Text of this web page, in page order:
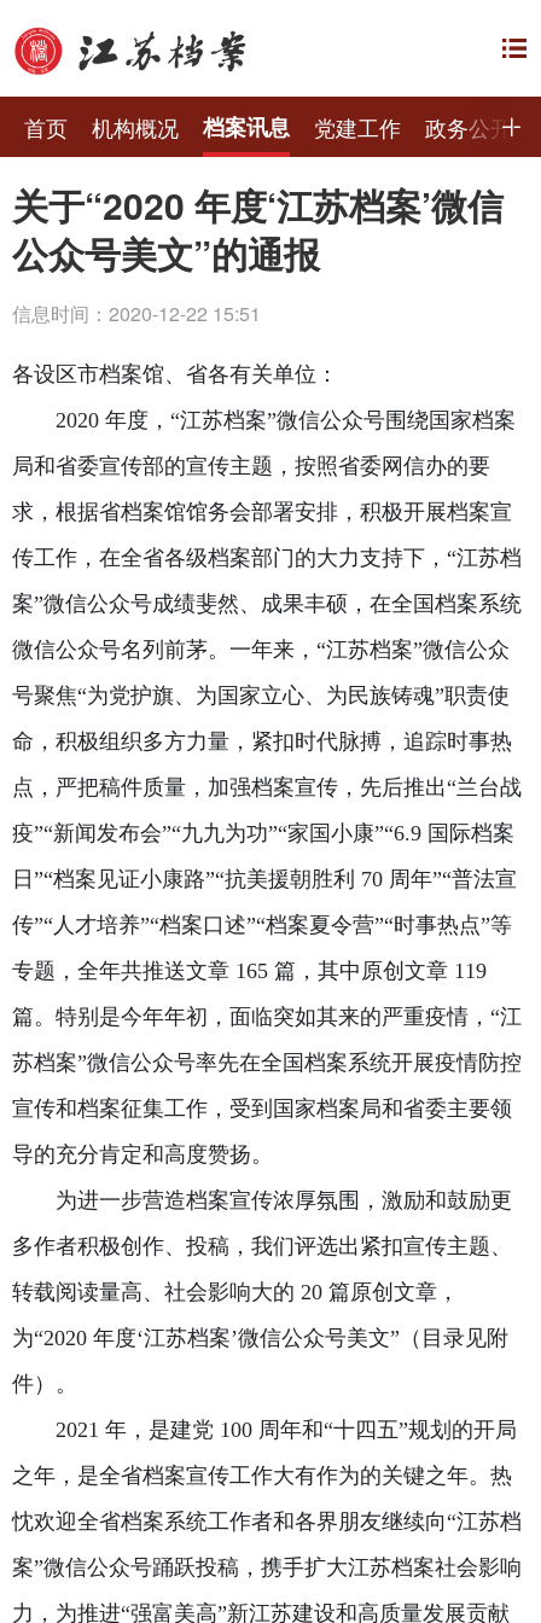
首页 机构概况 档案讯息 党建工作 政务公开
关于“2020 年度‘江苏档案’微信
公众号美文”的通报
信息时间：2020-12-22 15:51
各设区市档案馆、省各有关单位：
2020 年度，“江苏档案”微信公众号围绕国家档案
局和省委宣传部的宣传主题，按照省委网信办的要
求，根据省档案馆馆务会部署安排，积极开展档案宣
传工作，在全省各级档案部门的大力支持下，“江苏档
案”微信公众号成绩斐然、成果丰硕，在全国档案系统
微信公众号名列前茅。一年来，“江苏档案”微信公众
号聚焦“为党护旗、为国家立心、为民族铸魂”职责使
命，积极组织多方力量，紧扣时代脉搏，追踪时事热
点，严把稿件质量，加强档案宣传，先后推出“兰台战
疫”“新闻发布会”“九九为功”“家国小康”“6.9 国际档案
日”“档案见证小康路”“抗美援朝胜利 70 周年”“普法宣
传”“人才培养”“档案口述”“档案夏令营”“时事热点”等
专题，全年共推送文章 165 篇，其中原创文章 119
篇。特别是今年年初，面临突如其来的严重疫情，“江
苏档案”微信公众号率先在全国档案系统开展疫情防控
宣传和档案征集工作，受到国家档案局和省委主要领
导的充分肯定和高度赞扬。
为进一步营造档案宣传浓厚氛围，激励和鼓励更
多作者积极创作、投稿，我们评选出紧扣宣传主题、
转载阅读量高、社会影响大的 20 篇原创文章，
为“2020 年度‘江苏档案’微信公众号美文”（目录见附
件）。
2021 年，是建党 100 周年和“十四五”规划的开局
之年，是全省档案宣传工作大有作为的关键之年。热
忱欢迎全省档案系统工作者和各界朋友继续向“江苏档
案”微信公众号踊跃投稿，携手扩大江苏档案社会影响
力，为推进“强富美高”新江苏建设和高质量发展贡献